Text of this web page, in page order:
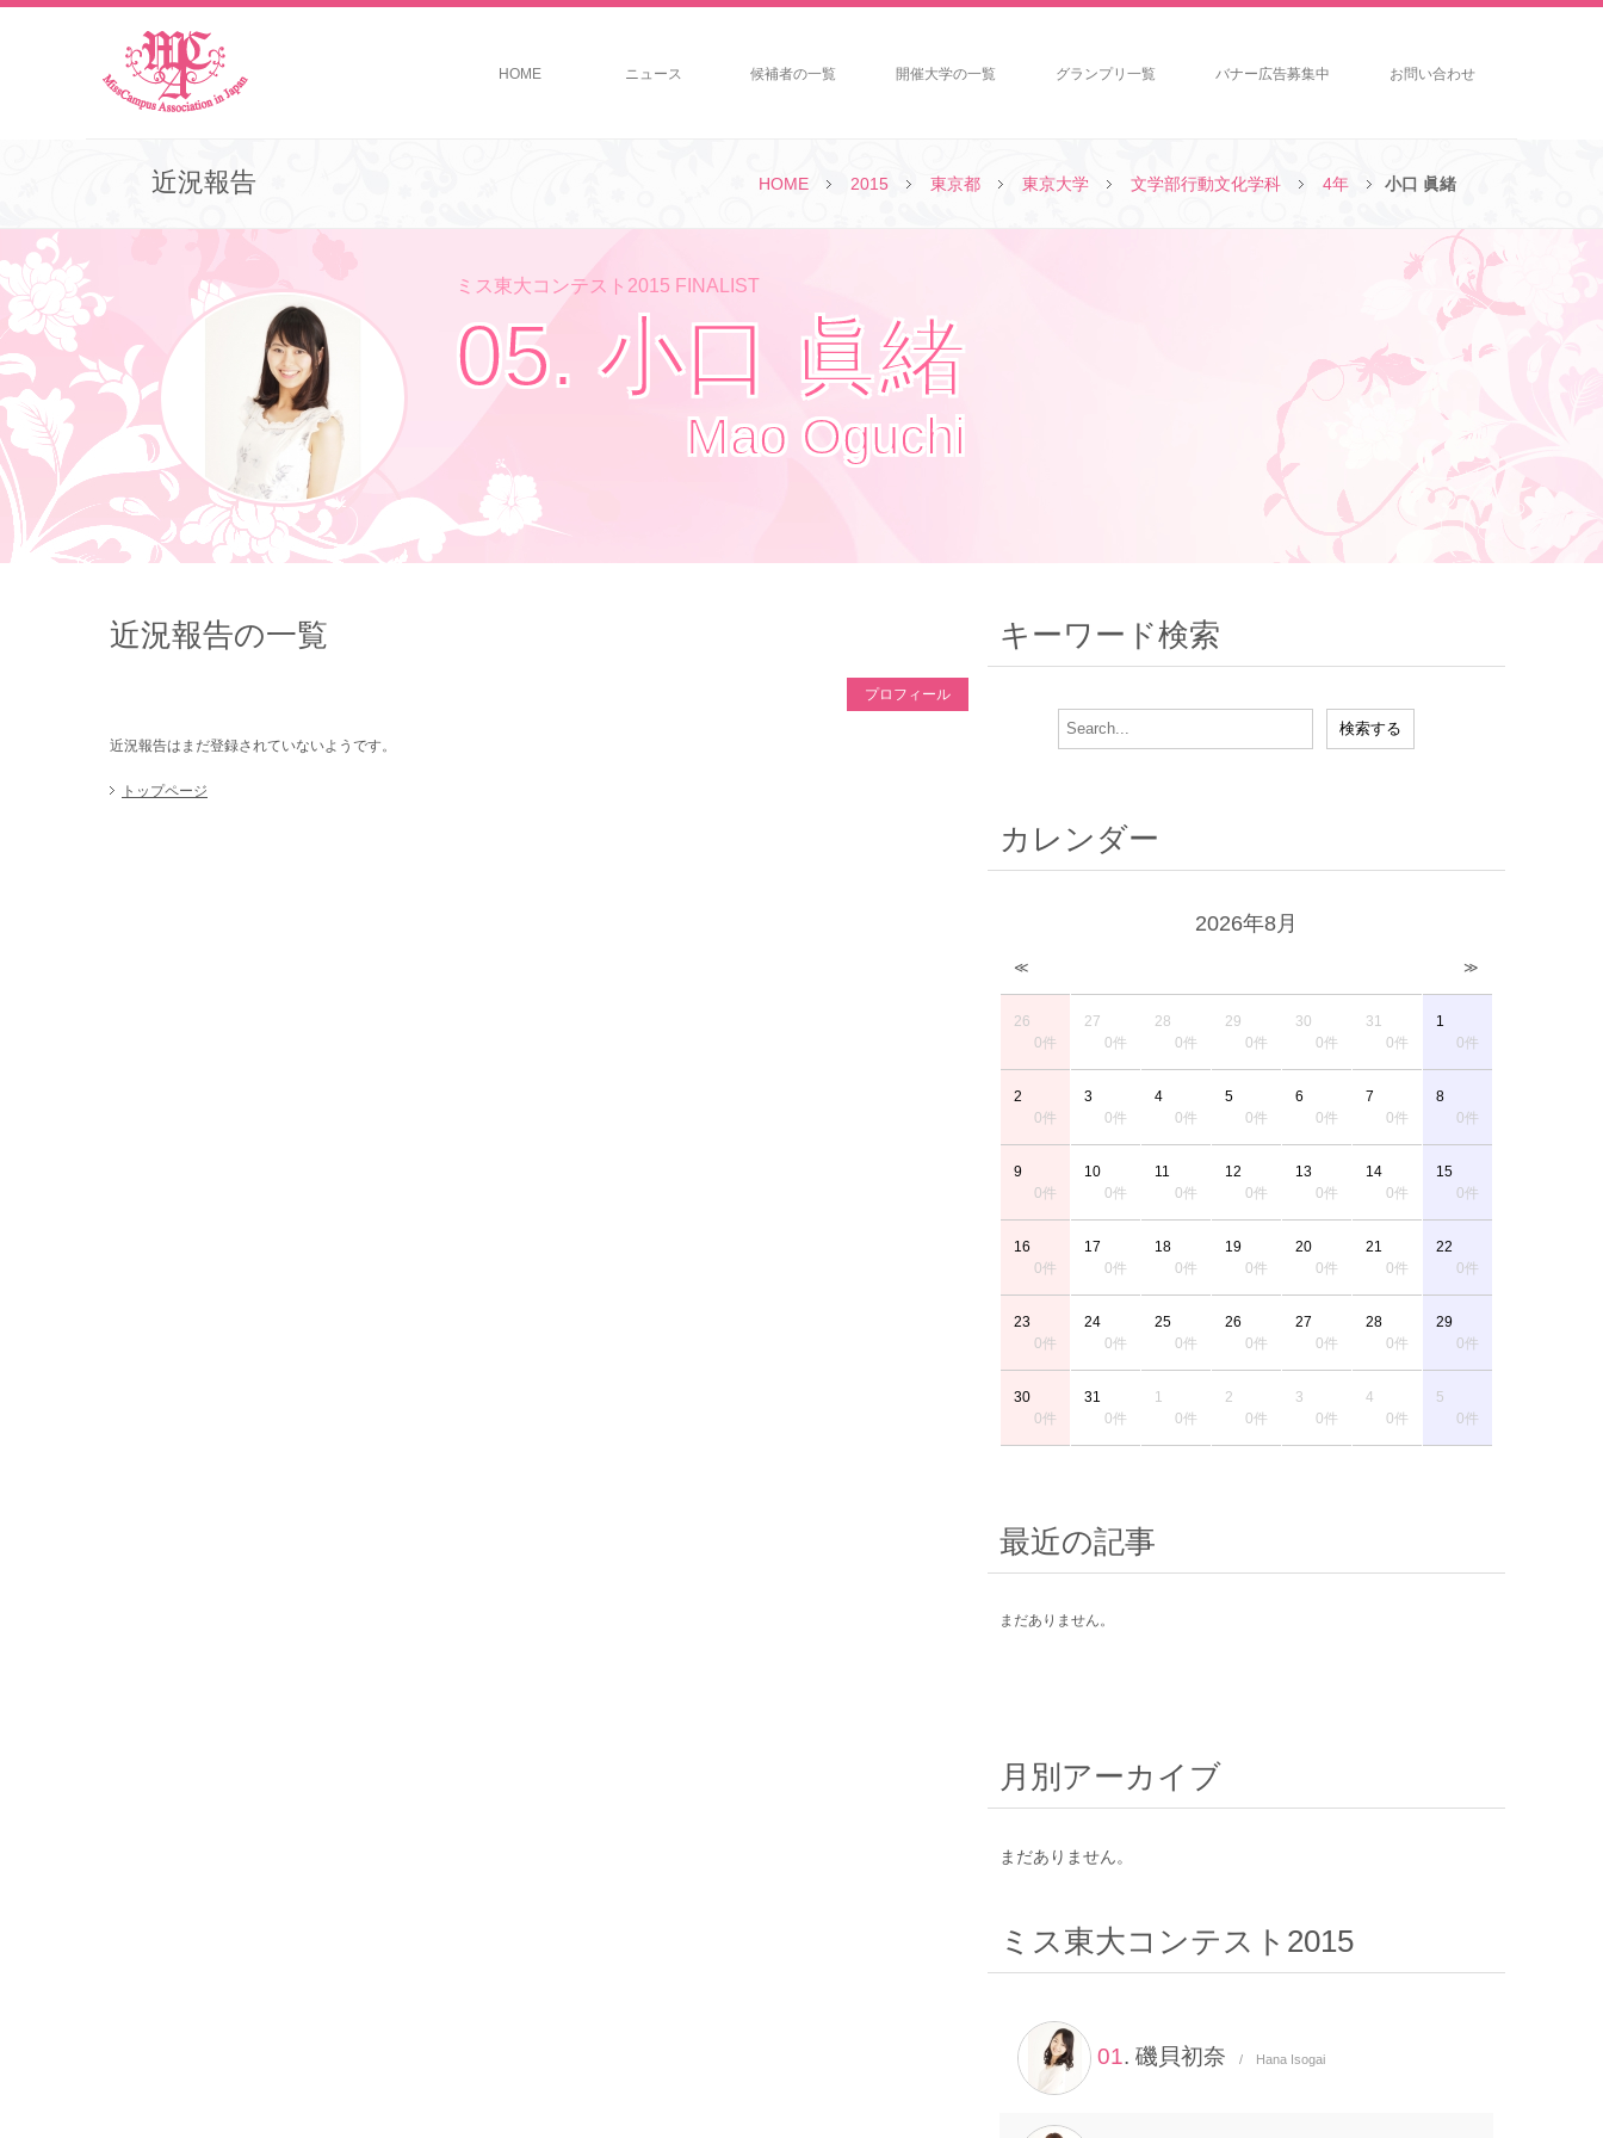
HOME ニュース 候補者の一覧 開催大学の一覧 グランプリ一覧 バナー広告募集中 お問い合わせ
HOME 2015 東京都 東京大学 文学部行動文化学科 4年 小口 眞緒
近況報告
ミス東大コンテスト2015 FINALIST
05. 小口 眞緒
Mao Oguchi
近況報告の一覧
プロフィール
近況報告はまだ登録されていないようです。
トップページ
キーワード検索
カレンダー
2026年8月
≪ ≫
26
0件
27
0件
28
0件
29
0件
30
0件
31
0件
1
0件
2
0件
3
0件
4
0件
5
0件
6
0件
7
0件
8
0件
9
0件
10
0件
11
0件
12
0件
13
0件
14
0件
15
0件
16
0件
17
0件
18
0件
19
0件
20
0件
21
0件
22
0件
23
0件
24
0件
25
0件
26
0件
27
0件
28
0件
29
0件
30
0件
31
0件
1
0件
2
0件
3
0件
4
0件
5
0件
最近の記事
まだありません。
月別アーカイブ
まだありません。
ミス東大コンテスト2015
01. 磯貝初奈 / Hana Isogai